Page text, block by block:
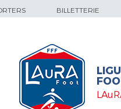
BILLETTERIE